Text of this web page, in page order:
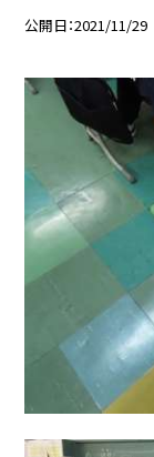
公開日 2021/11/29